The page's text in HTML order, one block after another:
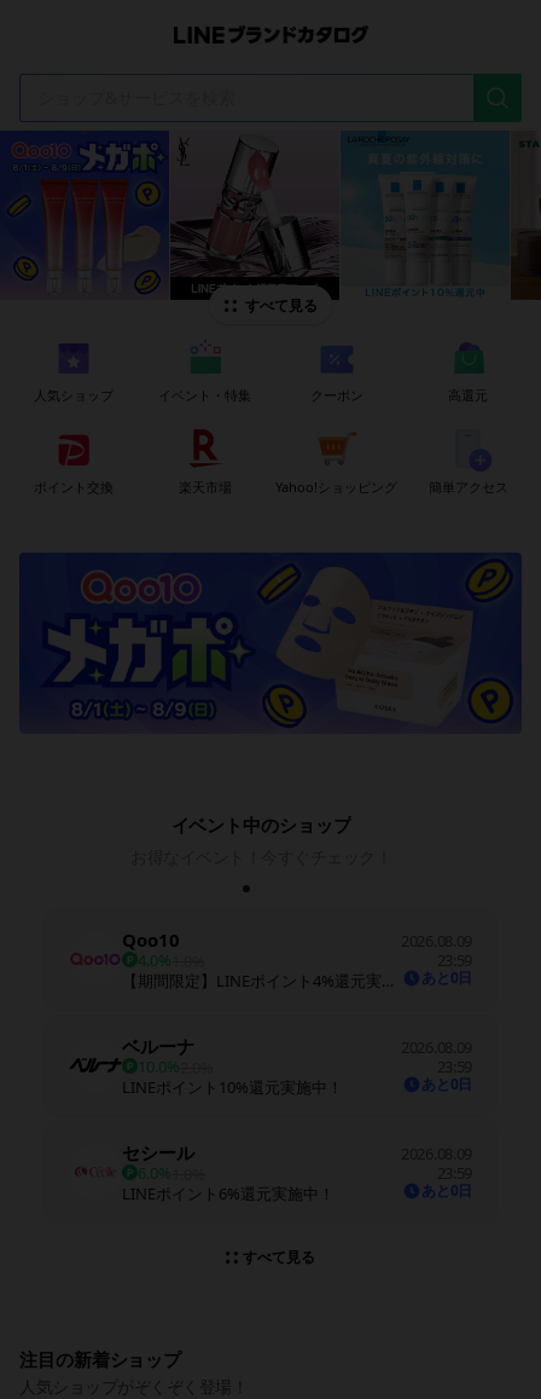
d
すべて見る
人気ショップ イベント・特集 クーポン 高還元
ポイント交換 楽天市場 Yahoo!ショッピング 簡単アクセス
イベント中のショップ
Qoo10
4.0%
【期間限定】LINEポイント4%還元実施中！※期間中に還元率を変更する場合があります
2026.08.09
23:59
あと0日
ベルーナ
10.0%
LINEポイント10%還元実施中！
2026.08.09
23:59
あと0日
セシール
6.0%
LINEポイント6%還元実施中！
2026.08.09
23:59
あと0日
すべて見る
注目の新着ショップ
人気ショップがぞくぞく登場！